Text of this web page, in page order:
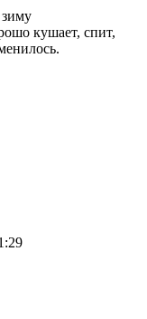
кушает, спит,